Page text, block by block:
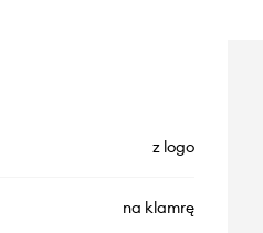
z logo
na klamrę